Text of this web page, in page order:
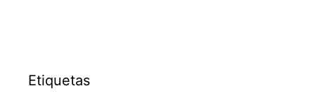
Etiquetas